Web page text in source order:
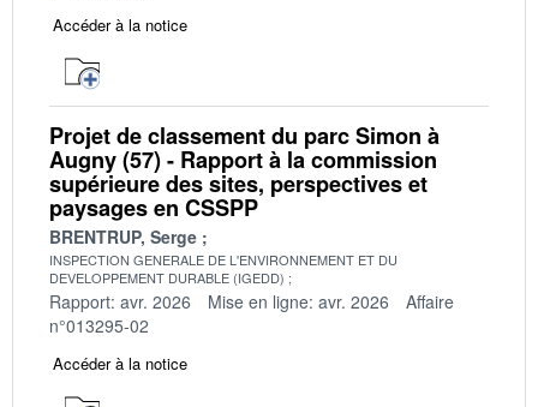
Accéder à la notice
Projet de classement du parc Simon à
Augny (57) - Rapport à la commission
supérieure des sites, perspectives et
paysages en CSSPP
BRENTRUP, Serge
INSPECTION GENERALE DE L'ENVIRONNEMENT ET DU
DEVELOPPEMENT DURABLE (IGEDD)
Rapport: avr. 2026 Mise en ligne: avr. 2026
Affaire
n°013295-02
Accéder à la notice